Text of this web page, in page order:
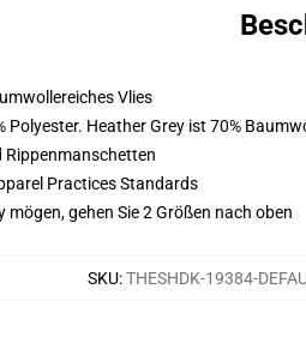
Vlies
Polyester. Heather Grey ist 70%
Rippenmanschetten
Practices Standards
mögen, gehen Sie 2 Größen nach oben
SKU:THESHDK-19384-